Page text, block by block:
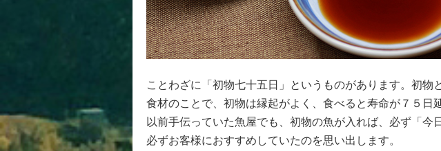
ことわざに「初物七十五日」というものがあります。初物
食材のことで、初物は縁起がよく、食べると寿命が７５日
以前手伝っていた魚屋でも、初物の魚が入れば、必ず「今
必ずお客様におすすめしていたのを思い出します。